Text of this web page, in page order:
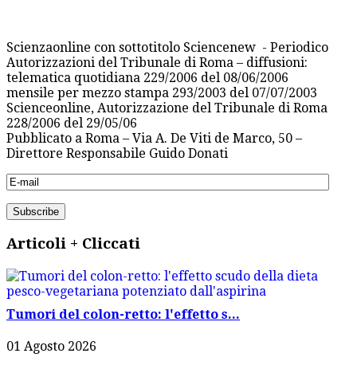
Scienzaonline con sottotitolo Sciencenew - Periodico
Autorizzazioni del Tribunale di Roma – diffusioni:
telematica quotidiana 229/2006 del 08/06/2006
mensile per mezzo stampa 293/2003 del 07/07/2003
Scienceonline, Autorizzazione del Tribunale di Roma
228/2006 del 29/05/06
Pubblicato a Roma – Via A. De Viti de Marco, 50 –
Direttore Responsabile Guido Donati
Articoli + Cliccati
Tumori del colon-retto: l'effetto s...
01 Agosto 2026